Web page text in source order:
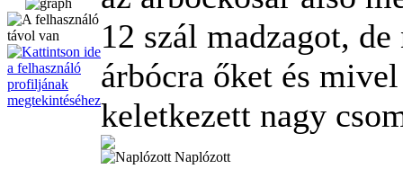
12 szál madzagot,
árbócra őket és
keletkezett nagy
Naplózott